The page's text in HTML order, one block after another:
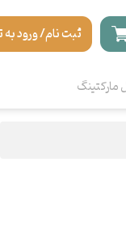
ثبت نام/ ورود به
مارکتینگ